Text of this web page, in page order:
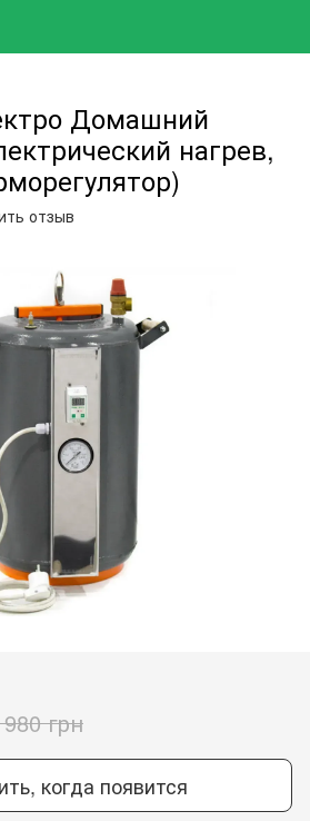
Домашний
нагрев,
отзыв
грн
когда появится